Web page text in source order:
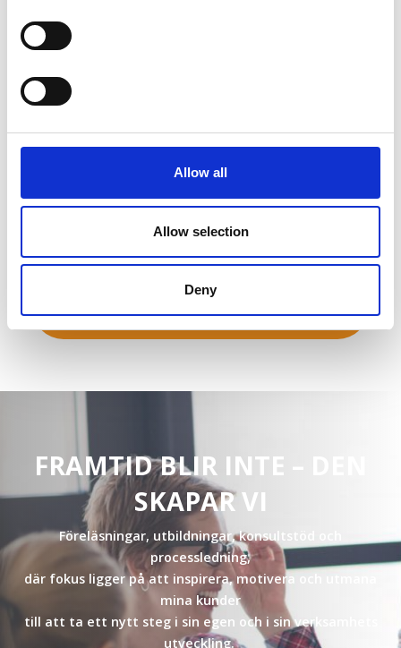
Allow all
Allow selection
Deny
FRAMTID BLIR INTE – DEN
SKAPAR VI
Föreläsningar, utbildningar, konsultstöd och
processledning,
där fokus ligger på att inspirera, motivera och utmana
mina kunder
till att ta ett nytt steg i sin egen och i sin verksamhets
utveckling.